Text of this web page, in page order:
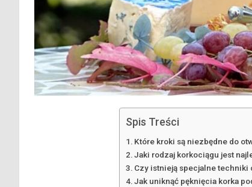
Spis Treści
Które kroki są niezbędne do
Jaki rodzaj korkociągu jest
Czy istnieją specjalne techniki
Jak uniknąć pęknięcia korka